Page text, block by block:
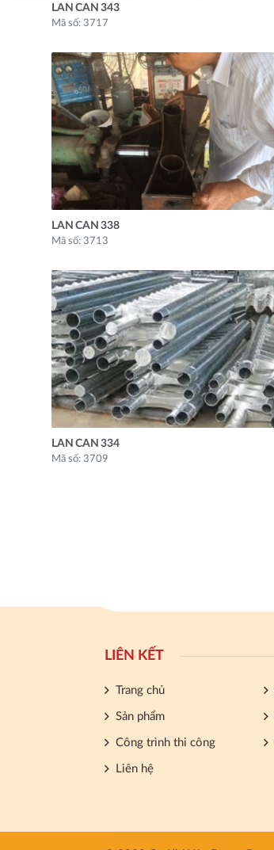
LAN CAN 343
Mã số: 3717
LAN CAN 338
Mã số: 3713
LAN CAN 334
Mã số: 3709
LIÊN KẾT
Trang chủ
Sản phẩm
Công trình thi công
Liên hệ